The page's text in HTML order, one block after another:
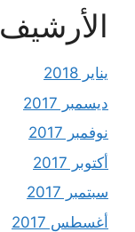
الأرشيف
يناير 2018
ديسمبر 2017
نوفمبر 2017
أكتوبر 2017
سبتمبر 2017
أغسطس 2017